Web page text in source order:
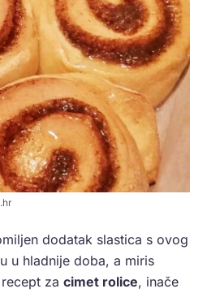
dodatak slastica s ovog
u hladnije doba, a miris
za cimet rolice, inače